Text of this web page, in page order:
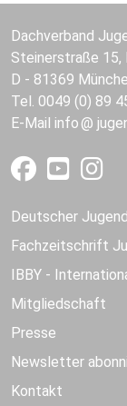
Dachverband
Steinerstraße 15,
D - 81369
Tel. 0049 (0) 89
E-Mail info
Deutscher
Fachzeitschrift
IBBY -
Mitgliedschaft
Presse
Newsletter
Kontakt